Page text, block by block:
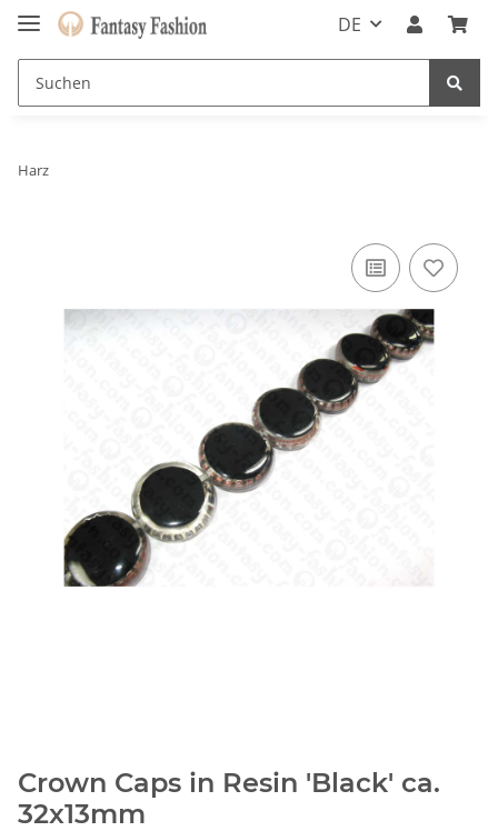
DE
Harz
Crown Caps in Resin 'Black' ca.
32x13mm